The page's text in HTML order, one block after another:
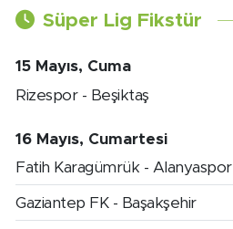
Süper Lig Fikstür
15 Mayıs, Cuma
Rizespor - Beşiktaş
16 Mayıs, Cumartesi
Fatih Karagümrük - Alanyaspor
Gaziantep FK - Başakşehir